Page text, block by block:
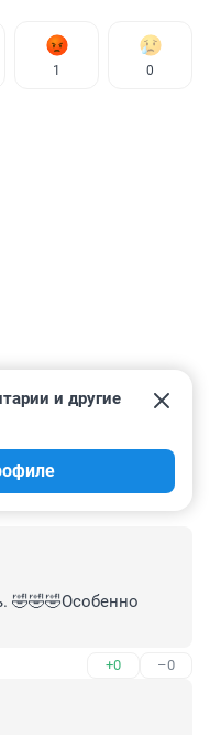
1 0
и другие
🤣🤣🤣Особенно
+0 –0